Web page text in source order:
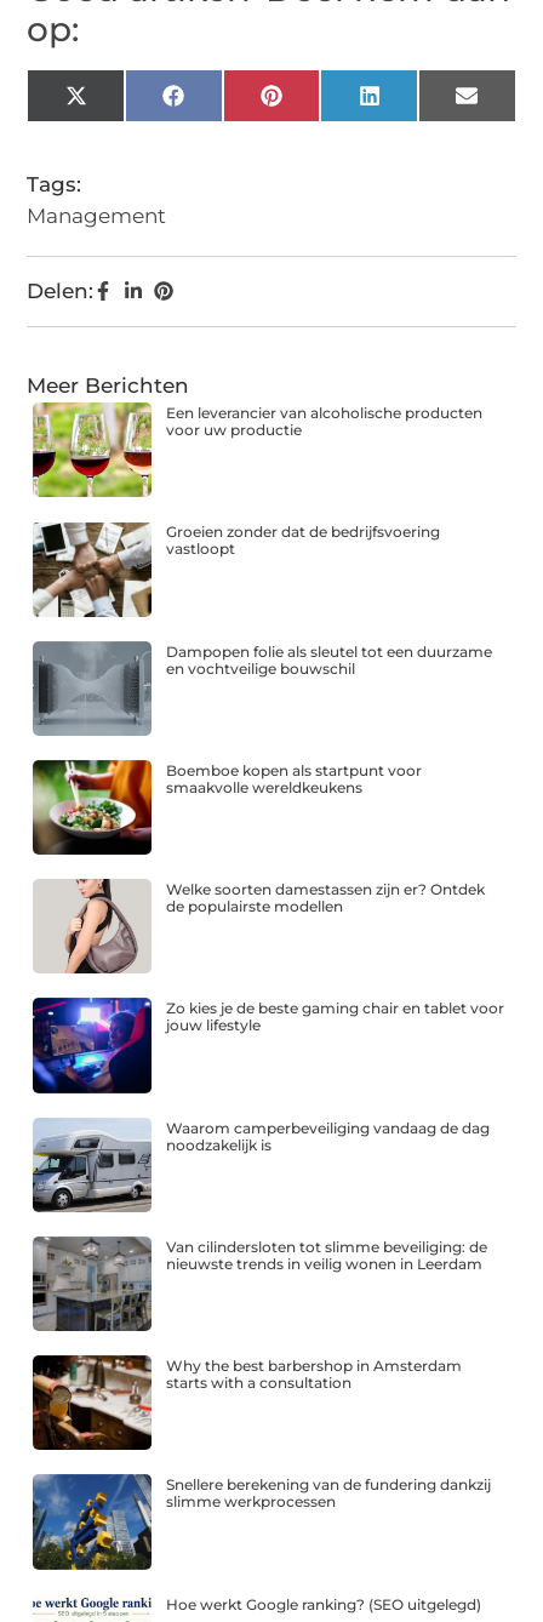
op:
X
(Twitter)
FacebookPinterestLinkedIn Email
Tags:
Management
Delen:
Meer Berichten
Een leverancier van alcoholische producten
voor uw productie
Groeien zonder dat de bedrijfsvoering
vastloopt
Dampopen folie als sleutel tot een duurzame
en vochtveilige bouwschil
Boemboe kopen als startpunt voor
smaakvolle wereldkeukens
Welke soorten damestassen zijn er? Ontdek
de populairste modellen
Zo kies je de beste gaming chair en tablet voor
jouw lifestyle
Waarom camperbeveiliging vandaag de dag
noodzakelijk is
Van cilindersloten tot slimme beveiliging: de
nieuwste trends in veilig wonen in Leerdam
Why the best barbershop in Amsterdam
starts with a consultation
Snellere berekening van de fundering dankzij
slimme werkprocessen
Hoe werkt Google ranking? (SEO uitgelegd)